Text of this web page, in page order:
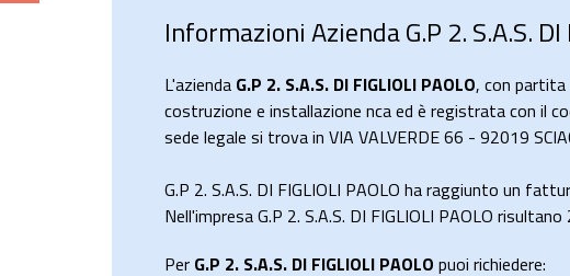
Informazioni Azienda G.P 2. S.A.S. DI
L'azienda G.P 2. S.A.S. DI FIGLIOLI PAOLO, con
costruzione e installazione nca ed è registrata con il
sede legale si trova in VIA VALVERDE 66 - 92019
G.P 2. S.A.S. DI FIGLIOLI PAOLO ha raggiunto un
Nell'impresa G.P 2. S.A.S. DI FIGLIOLI PAOLO
Per G.P 2. S.A.S. DI FIGLIOLI PAOLO puoi richiedere: